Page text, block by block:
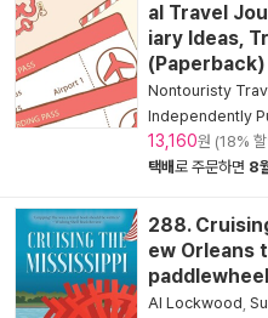
al Travel
iary Ideas,
(Paperback)
Nontouristy
Independently
13,160원 (18%
택배로 주문하면 8
288.
ew Orleans
Al Lockwood